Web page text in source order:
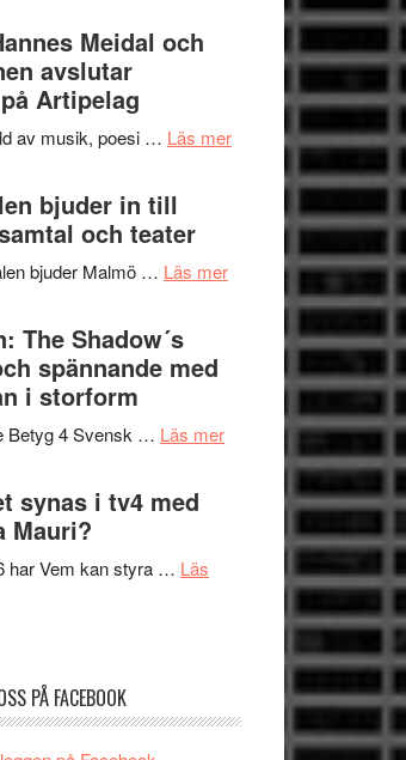
genrens
vidsträckta
Meidal och
avslutar
Artipelag
av musik, poesi … Läs merom
Hannes
Roland
Pöntinen
Scensommar
Artipelag
bjuder in till
och teater
bjuder Malmö … Läs merom
Malmöfestivalen
The Shadow´s
spännande med
i storform
Betyg 4 Svensk … Läs merom
Filmrecension:
spännande
med
synas i tv4 med
Mauri?
har Vem kan styra … Läs
PÅ FACEBOOK